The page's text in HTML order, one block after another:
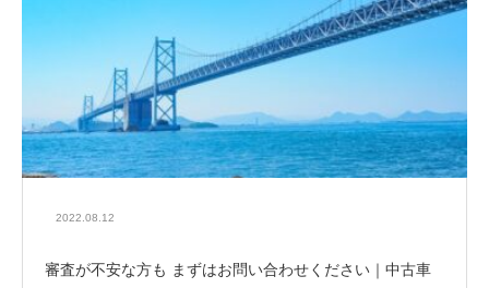
2022.08.12
審査が不安な方も まずはお問い合わせください｜中古車